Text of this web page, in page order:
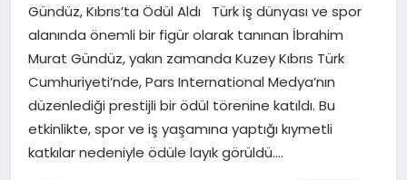
Gündüz, Kıbrıs’ta Ödül Aldı Türk iş dünyası ve spor
alanında önemli bir figür olarak tanınan İbrahim
Murat Gündüz, yakın zamanda Kuzey Kıbrıs Türk
Cumhuriyeti’nde, Pars International Medya’nın
düzenlediği prestijli bir ödül törenine katıldı. Bu
etkinlikte, spor ve iş yaşamına yaptığı kıymetli
katkılar nedeniyle ödüle layık görüldü….